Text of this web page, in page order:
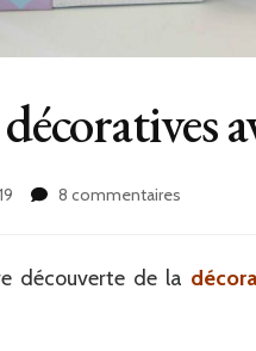
8 commentaires
découverte de la